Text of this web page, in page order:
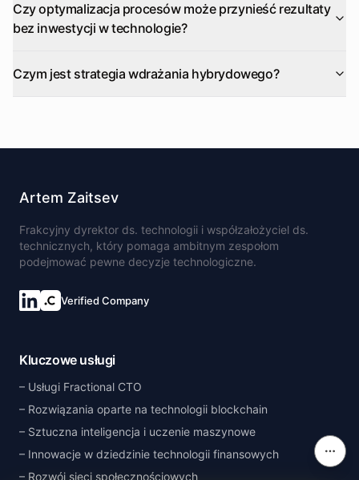
Czy optymalizacja procesów może przynieść rezultaty
bez inwestycji w technologie?
Czym jest strategia wdrażania hybrydowego?
Na
Artem Zaitsev
Frakcyjny dyrektor ds. technologii i współzałożyciel ds.
technicznych, który pomaga ambitnym zespołom
podejmować pewne decyzje technologiczne.
Verified Company
Kluczowe usługi
Usługi Fractional CTO
Rozwiązania oparte na technologii blockchain
Sztuczna inteligencja i uczenie maszynowe
Innowacje w dziedzinie technologii finansowych
Rozwój sieci społecznościowych